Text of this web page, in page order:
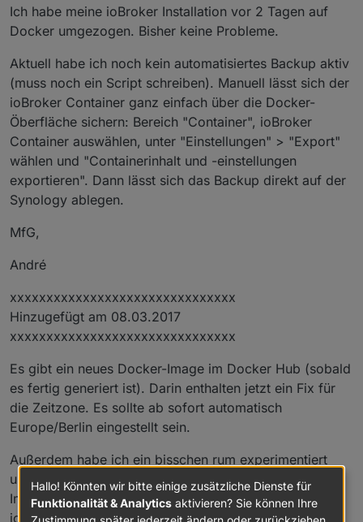
Ich habe meine ioBroker Installation vor 2 Tagen auf
Docker umgezogen. Bisher keine Probleme.
Aktuell habe ich noch kein automatisiertes Backup aktiv
(muss noch ein Script schreiben). Manuell lässt sich der
ioBroker Container ganz einfach über die Docker-
Öberfläche sichern: Bereich "Container", ioBroker
Container auswählen, unter "Einstellungen" > "Export"
wählen und "Containerinhalt und -einstellungen
exportieren". Dann lässt sich das Backup direkt auf der
Synology ablegen.
MfG,
André
xxxxxxxxxxxxxxxxxxxxxxxxxxxxxxx
Hinzugefügt am 08.03.2017
xxxxxxxxxxxxxxxxxxxxxxxxxxxxxxx
Es gibt ein neues Docker-Image im Docker Hub (sobald
es fertig generiert ist). Darin enthalten jetzt ein Fix für
die Zeitzone. Es sollte ab sofort automatisch
Europe/Berlin eingestellt sein.
Außerdem habe ich ein bisschen rum experimentiert
und es jetzt ermöglicht auch Updates des Docker
Images einfach einspielen zu können. Dazu liegt mein
ioBroker-Verzeichnis jetzt direkt auf der Synology und
Hallo! Könnten wir bitte einige zusätzliche Dienste für
Funktionalität & Analytics aktivieren? Sie können Ihre